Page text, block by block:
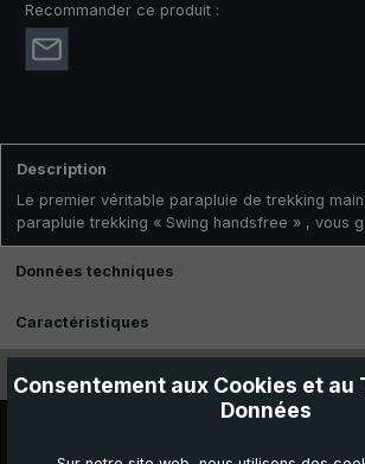
Recommander ce produit :
Description
Le premier véritable parapluie de trekking
parapluie trekking « Swing handsfree » , vous
Données techniques
Caractéristiques
Vidéos
Consentement aux Cookies et au
Données